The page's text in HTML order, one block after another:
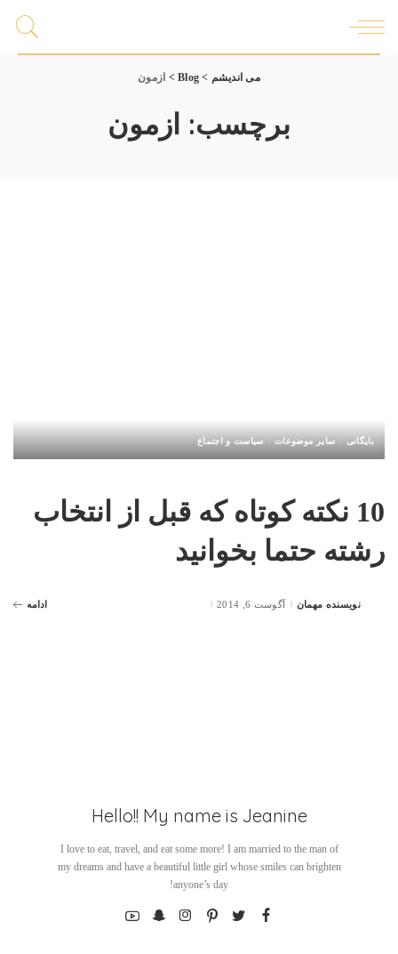
می اندیشم >
Blog
> ازمون
برچسب: ازمون
بایگانی سایر موضوعات سیاست و اجتماع
10 نکته کوتاه که قبل از انتخاب
رشته حتما بخوانید
Postedنویسنده مهمان آگوست 6, 2014 ادامه
Hello!! My name is Jeanine
I love to eat, travel, and eat some more! I am married to the man of
my dreams and have a beautiful little girl whose smiles can brighten
anyone’s day!